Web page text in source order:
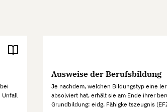
Unfall
Ausweise der Berufsbildung
Je nachdem, welchen Bildungstyp eine
absolviert hat, erhält sie am Ende ihrer
Grundbildung: eidg. Fähigkeitszeugnis